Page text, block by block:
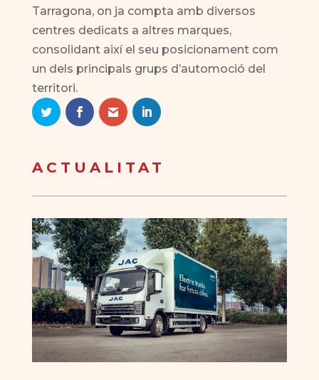
Tarragona, on ja compta amb diversos
centres dedicats a altres marques,
consolidant així el seu posicionament com
un dels principals grups d’automoció del
territori.
ACTUALITAT